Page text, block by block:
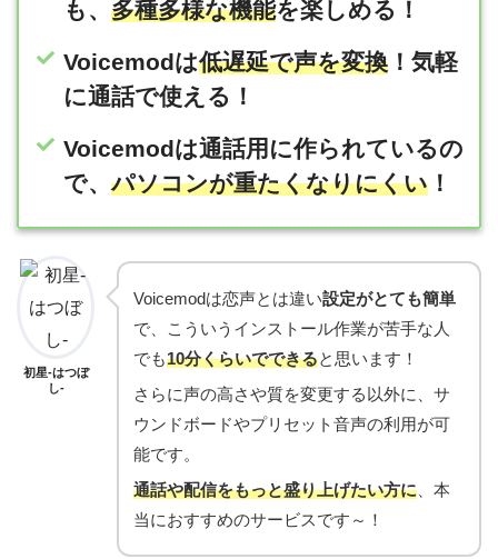
も、 多種多様な機能を楽しめる！
Voicemodは低遅延で声を変換 ！気軽
に通話で使える！
Voicemodは通話用に作られているの
で、パソコンが重たくなりにくい ！
初星-はつぼ
し-
Voicemodは恋声とは違い設定がとても簡単
で、こういうインストール作業が苦手な人
でも10分くらいでできると思います！
さらに声の高さや質を変更する以外に、サ
ウンドボードやプリセット音声の利用が可
能です。
通話や配信をもっと盛り上げたい方に 、本
当におすすめのサービスです～！